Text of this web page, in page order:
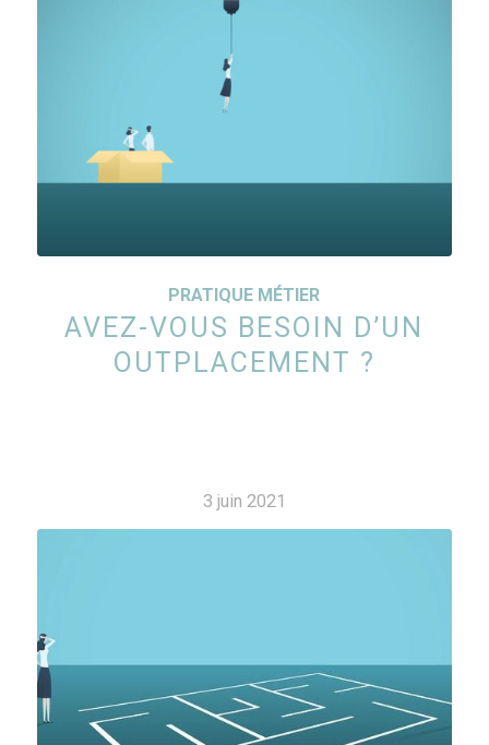
PRATIQUE MÉTIER
AVEZ-VOUS BESOIN D’UN
OUTPLACEMENT ?
3 juin 2021